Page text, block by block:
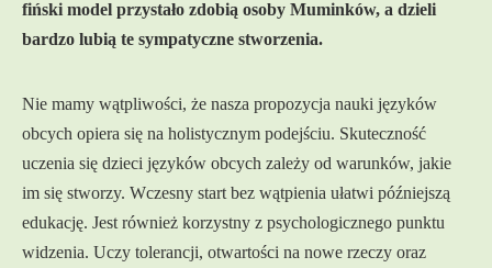
fiński model przystało zdobią osoby Muminków, a dzieli
bardzo lubią te sympatyczne stworzenia.
Nie mamy wątpliwości, że nasza propozycja nauki języków
obcych opiera się na holistycznym podejściu. Skuteczność
uczenia się dzieci języków obcych zależy od warunków, jakie
im się stworzy. Wczesny start bez wątpienia ułatwi późniejszą
edukację. Jest również korzystny z psychologicznego punktu
widzenia. Uczy tolerancji, otwartości na nowe rzeczy oraz